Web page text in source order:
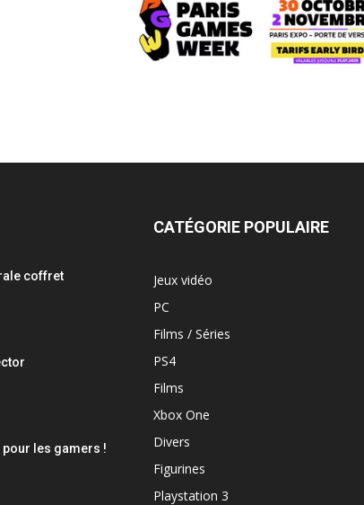
coffret
les gamers !
CATÉGORIE POPULAIRE
Jeux vidéo
PC
Films / Séries
PS4
Films
Xbox One
Divers
Figurines
Playstation 3